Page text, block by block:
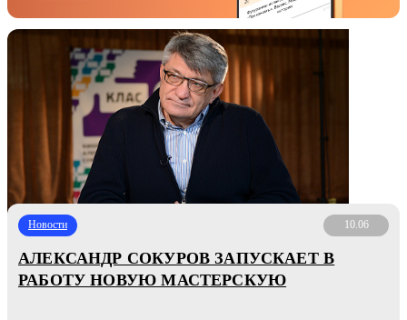
Новости 10.06
АЛЕКСАНДР СОКУРОВ ЗАПУСКАЕТ В
РАБОТУ НОВУЮ МАСТЕРСКУЮ